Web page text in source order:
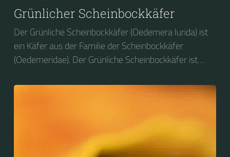
Grünlicher Scheinbockkäfer
Der Grünliche Scheinbockkäfer (Oedemera lurida) ist
ein Käfer aus der Familie der Scheinbockkäfer
(Oedemeridae). Der Grünliche Scheinbockkäfer ist
Scheinbockkäfer (Oedemera nobilis).